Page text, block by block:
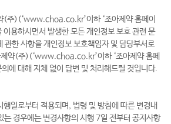
(주)(‘www.choa.co.kr’이하 ‘조아제약 홈페이
용하시면서 발생한 모든 개인정보 보호 관련 문
관한 사항을 개인정보 보호책임자 및 담당부서로
약(주)(‘www.choa.co.kr’이하 ‘조아제약 홈페
에 대해 지체 없이 답변 및 처리해드릴 것입니다.
일로부터 적용되며, 법령 및 방침에 따른 변경내
는 경우에는 변경사항의 시행 7일 전부터 공지사항